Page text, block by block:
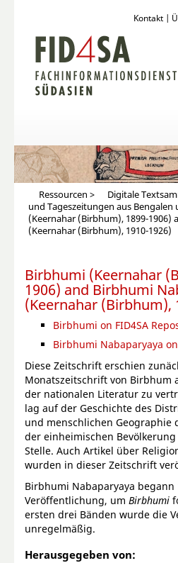
Kontakt |
Ressourcen > Digitale
und Tageszeitungen aus Bengalen
(Keernahar (Birbhum), 1899-1906)
(Keernahar (Birbhum), 1910-1926)
Birbhumi (Keernahar
1906) and Birbhumi
(Keernahar (Birbhum),
Birbhumi on FID4SA
Birbhumi Nabaparyaya
Diese Zeitschrift erschien
Monatszeitschrift von Birbhum
der nationalen Literatur zu
lag auf der Geschichte des
und menschlichen Geographie
der einheimischen
Stelle. Auch Artikel über
wurden in dieser Zeitschrift
Birbhumi Nabaparyaya begann
Veröffentlichung, um Birbhumi
ersten drei Bänden wurde die
unregelmäßig.
Herausgegeben von: